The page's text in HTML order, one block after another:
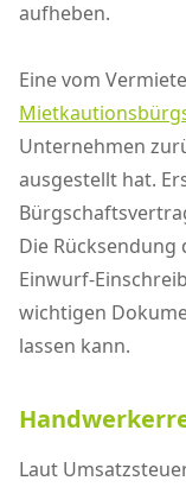
aufheben.
Eine vom
Unternehmen
ausgestellt hat.
Die
Einwurf-
wichtigen
lassen kann.
Laut